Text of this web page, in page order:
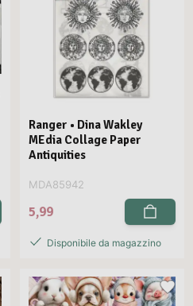
Ranger • Dina Wakley
MEdia Collage Paper
Antiquities
MDA85942
5,99
Disponibile da magazzino